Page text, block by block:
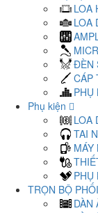
LOA
LOA
ĐÈN
CÁP
PHỤ
Phụ kiện
LOA
TAI
MÁY
PHỤ
TRỌN BỘ
DÀN